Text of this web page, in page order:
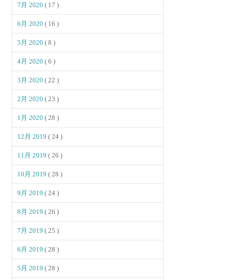
7月 2020( 17 )
6月 2020( 16 )
5月 2020( 8 )
4月 2020( 6 )
3月 2020( 22 )
2月 2020( 23 )
1月 2020( 28 )
12月 2019( 24 )
11月 2019( 26 )
10月 2019( 28 )
9月 2019( 24 )
8月 2019( 26 )
7月 2019( 25 )
6月 2019( 28 )
5月 2019( 28 )